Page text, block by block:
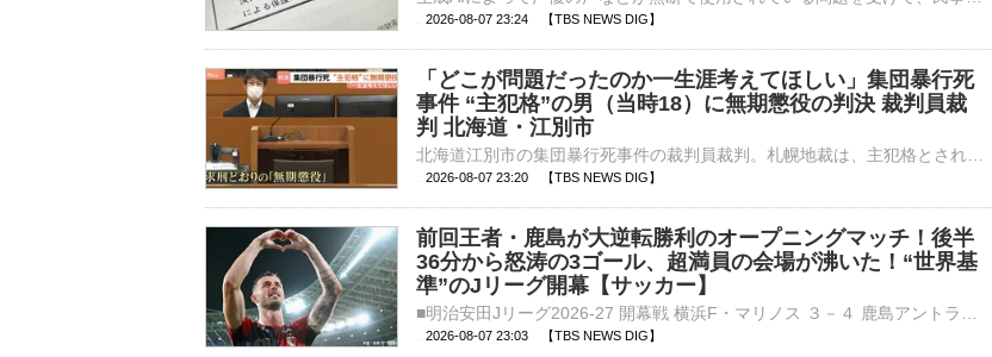
2026-08-07 23:24 【TBS NEWS DIG】
「どこが問題だったのか一生涯考えてほしい」集団暴行死
事件 “主犯格”の男（当時18）に無期懲役の判決 裁判員裁
判 北海道・江別市
2026-08-07 23:20 【TBS NEWS DIG】
前回王者・鹿島が大逆転勝利のオープニングマッチ！後半
36分から怒涛の3ゴール、超満員の会場が沸いた！“世界基
準”のJリーグ開幕【サッカー】
2026-08-07 23:03 【TBS NEWS DIG】